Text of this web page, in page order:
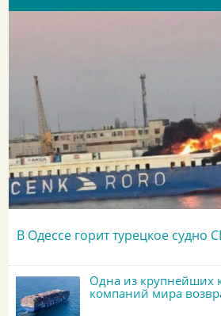
В Одессе горит турецкое судно
Одна из крупнейших
компаний мира